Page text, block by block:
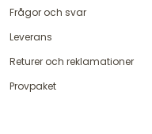
Frågor och svar
Leverans
Returer och reklamationer
Provpaket